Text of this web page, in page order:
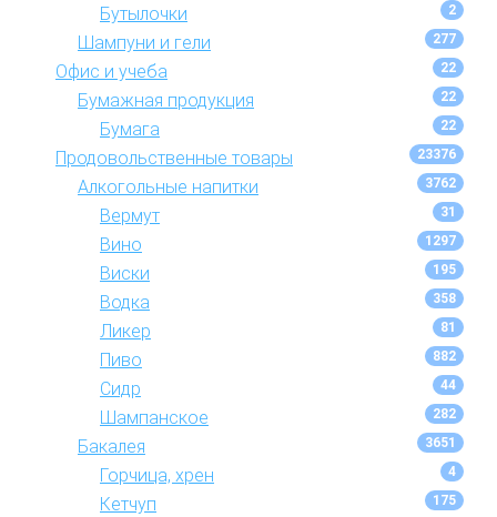
Бутылочки 2
Шампуни и гели 277
Офис и учеба 22
Бумажная продукция 22
Бумага 22
Продовольственные товары 23376
Алкогольные напитки 3762
Вермут 31
Вино 1297
Виски 195
Водка 358
Ликер 81
Пиво 882
Сидр 44
Шампанское 282
Бакалея 3651
Горчица, хрен 4
Кетчуп 175